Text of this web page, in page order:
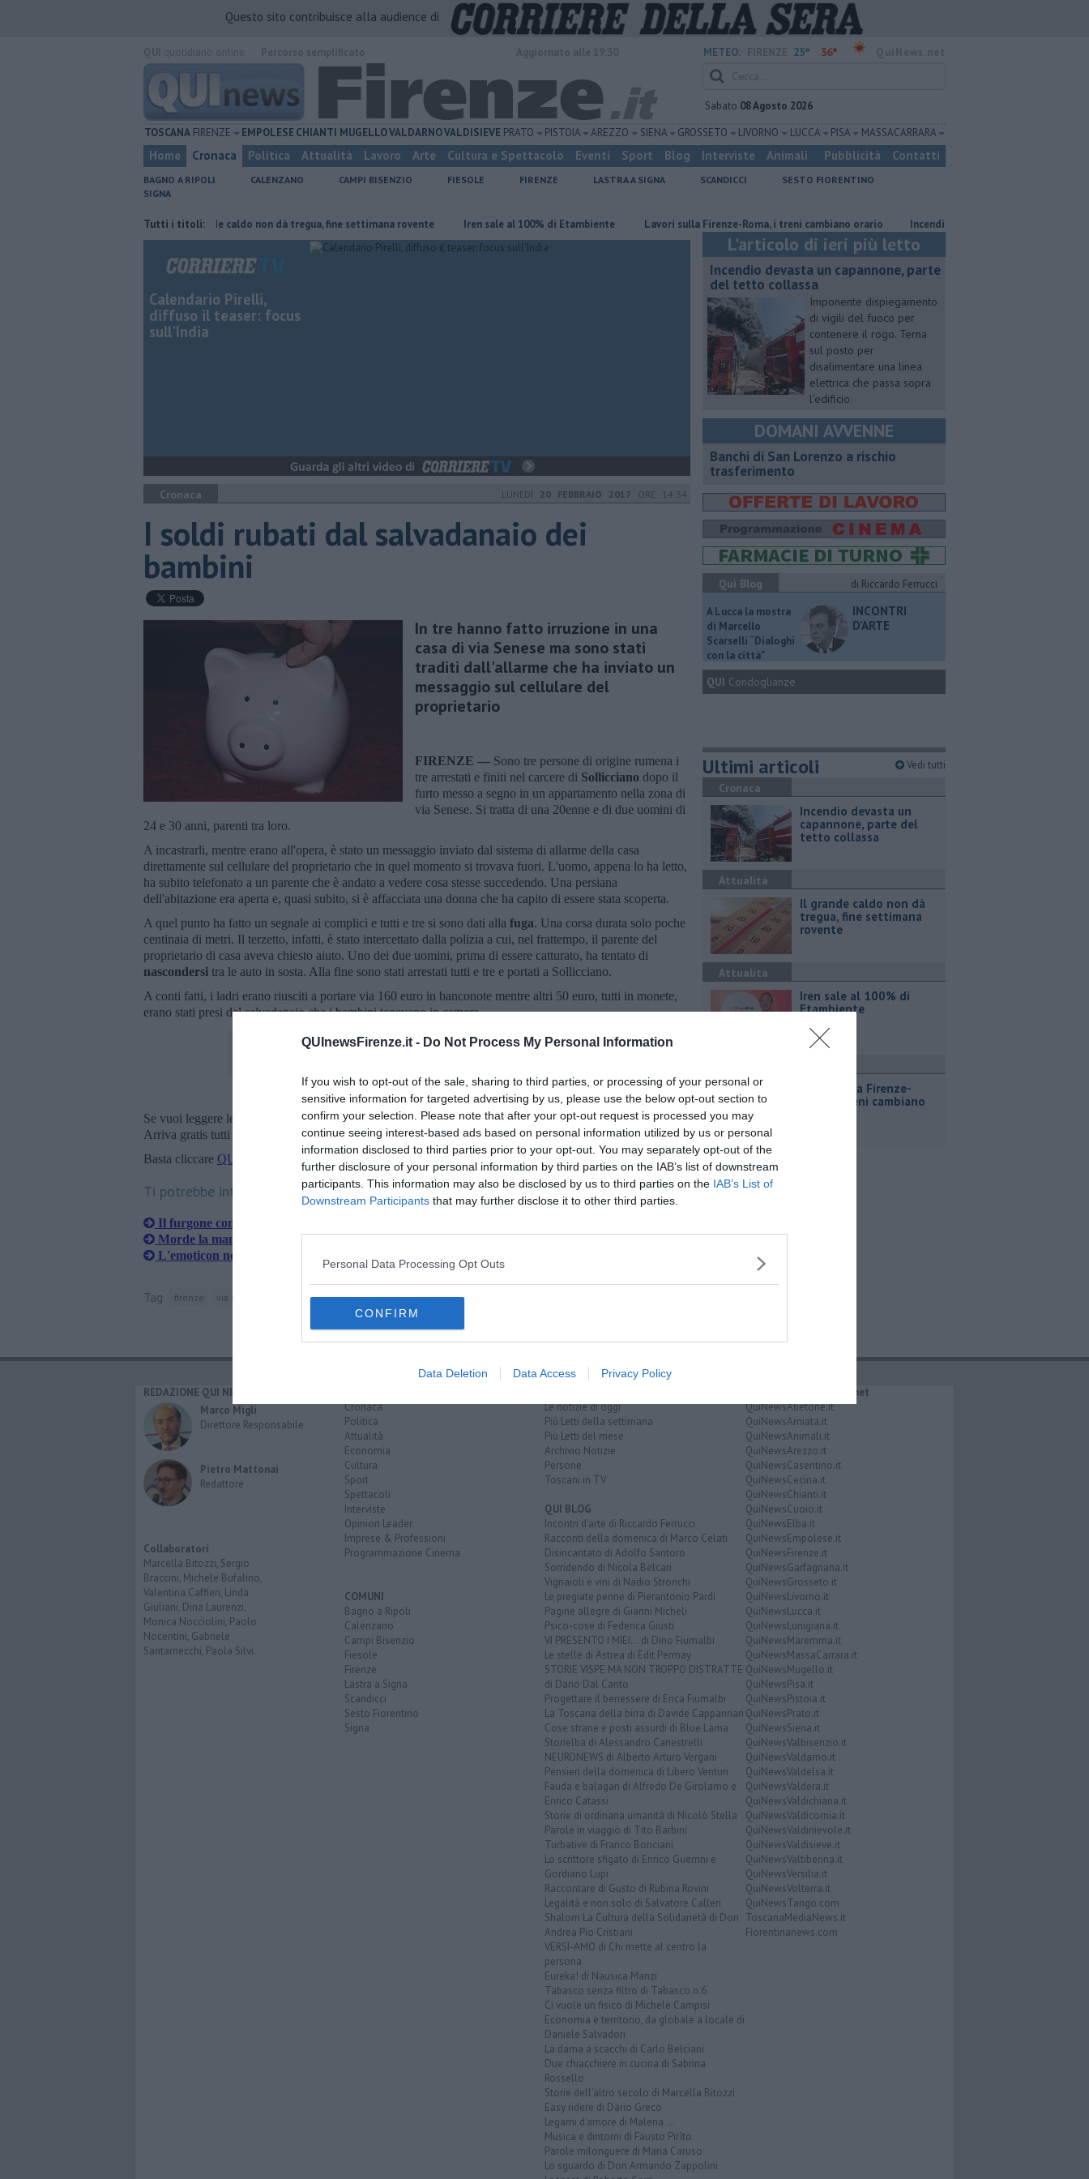
QUInewsFirenze.it - Do Not Process My Personal Information
If you wish to opt-out of the sale, sharing to third parties, or processing of your personal or
sensitive information for targeted advertising by us, please use the below opt-out section to
confirm your selection. Please note that after your opt-out request is processed you may
continue seeing interest-based ads based on personal information utilized by us or personal
information disclosed to third parties prior to your opt-out. You may separately opt-out of the
further disclosure of your personal information by third parties on the IAB’s list of downstream
participants. This information may also be disclosed by us to third parties on the IAB’s List of
Downstream Participants that may further disclose it to other third parties.
Personal Data Processing Opt Outs
CONFIRM
Data Deletion Data Access Privacy Policy
Questo sito contribuisce alla audience di
METEO: 25° 36°
Sabato 08 Agosto 2026
TOSCANA FIRENZE EMPOLESECHIANTI MUGELLOVALDARNOVALDISIEVE PRATO PISTOIA AREZZO SIENA GROSSETO LIVORNO LUCCA PISA MASSA CARRARA
Home Cronaca Politica Attualità Lavoro Arte Cultura e Spettacolo Eventi Sport Blog Interviste Animali Pubblicità Contatti
BAGNO A RIPOLI CALENZANO CAMPI BISENZIO FIESOLE FIRENZE LASTRA A SIGNA SCANDICCI
SESTO FIORENTINO
SIGNA
Tutti i titoli:
Il grande caldo non dà tregua, fine settimana rovente Iren sale al 100% di Etambiente Lavori sulla Firenze-Roma, i treni cambiano orario Incendio devasta un capannone, parte del
Calendario Pirelli,
diffuso il teaser: focus
sull'India
Cronaca LUNEDÌ 20 FEBBRAIO 2017 ORE 14:34
I soldi rubati dal salvadanaio dei
bambini
In tre hanno fatto irruzione in una
casa di via Senese ma sono stati
traditi dall'allarme che ha inviato un
messaggio sul cellulare del
proprietario
FIRENZE — Sono tre persone di origine rumena i
tre arrestati e finiti nel carcere di Sollicciano dopo il
furto messo a segno in un appartamento nella zona di
via Senese. Si tratta di una 20enne e di due uomini di
24 e 30 anni, parenti tra loro.
A incastrarli, mentre erano all'opera, è stato un messaggio inviato dal sistema di allarme della casa
direttamente sul cellulare del proprietario che in quel momento si trovava fuori. L'uomo, appena lo ha letto,
ha subito telefonato a un parente che è andato a vedere cosa stesse succedendo. Una persiana
dell'abitazione era aperta e, quasi subito, si è affacciata una donna che ha capito di essere stata scoperta.
A quel punto ha fatto un segnale ai complici e tutti e tre si sono dati alla fuga. Una corsa durata solo poche
centinaia di metri. Il terzetto, infatti, è stato intercettato dalla polizia a cui, nel frattempo, il parente del
proprietario di casa aveva chiesto aiuto. Uno dei due uomini, prima di essere catturato, ha tentato di
nascondersi tra le auto in sosta. Alla fine sono stati arrestati tutti e tre e portati a Sollicciano.
A conti fatti, i ladri erano riusciti a portare via 160 euro in banconote mentre altri 50 euro, tutti in monete,
erano stati presi dal salvadanaio che i bambini tenevano in camera.
Se vuoi leggere le notizie principali della Toscana iscriviti allaNewsletter QUInews - ToscanaMedia.
Arriva gratis tutti i giorni alle 20:00 direttamente nella tua casella di posta.
Basta cliccare QUI
Ti potrebbe interessare anche:
Il furgone come ariete per rubare le mountain bike
Morde la mano al carabiniere per fuggire
L'emoticon non salva la banda dei cileni
Tag firenze via senese sollicciano euro
L'articolo di ieri più letto
Incendio devasta un capannone, parte
del tetto collassa
Imponente dispiegamento
di vigili del fuoco per
contenere il rogo. Terna
sul posto per
disalimentare una linea
elettrica che passa sopra
l’edificio
DOMANI AVVENNE
Banchi di San Lorenzo a rischio
trasferimento
Qui Blog
di Riccardo Ferrucci
A Lucca la mostra
di Marcello
Scarselli “Dialoghi
con la città"
INCONTRI
D'ARTE
QUI Condoglianze
Ultimi articoli Vedi tutti
Cronaca
Incendio devasta un
capannone, parte del
tetto collassa
Attualità
Il grande caldo non dà
tregua, fine settimana
rovente
Attualità
Iren sale al 100% di
Etambiente
Lavori sulla Firenze-
Roma, i treni cambiano
REDAZIONE QUI NEWS
Marco Migli
Direttore Responsabile
Pietro Mattonai
Redattore
Collaboratori
Marcella Bitozzi, Sergio
Braccini, Michele Bufalino,
Valentina Caffieri, Linda
Giuliani, Dina Laurenzi,
Monica Nocciolini, Paolo
Nocentini, Gabriele
Santarnecchi, Paola Silvi.
Cronaca
Politica
Attualità
Economia
Cultura
Sport
Spettacoli
Interviste
Opinion Leader
Imprese & Professioni
Programmazione Cinema
COMUNI
Bagno a Ripoli
Calenzano
Campi Bisenzio
Fiesole
Firenze
Lastra a Signa
Scandicci
Sesto Fiorentino
Signa
Le notizie di oggi
Più Letti della settimana
Più Letti del mese
Archivio Notizie
Persone
Toscani in TV
QUI BLOG
Incontri d'arte di Riccardo Ferrucci
Racconti della domenica di Marco Celati
Disincantato di Adolfo Santoro
Sorridendo di Nicola Belcari
Vignaioli e vini di Nadio Stronchi
Le pregiate penne di Pierantonio Pardi
Pagine allegre di Gianni Micheli
Psico-cose di Federica Giusti
VI PRESENTO I MIEI... di Dino Fiumalbi
Le stelle di Astrea di Edit Permay
STORIE VISPE MA NON TROPPO DISTRATTE
di Dario Dal Canto
Progettare il benessere di Erica Fiumalbi
La Toscana della birra di Davide Cappannari
Cose strane e posti assurdi di Blue Lama
Storielba di Alessandro Canestrelli
NEURONEWS di Alberto Arturo Vergani
Pensieri della domenica di Libero Venturi
Fauda e balagan di Alfredo De Girolamo e
Enrico Catassi
Storie di ordinaria umanità di Nicolò Stella
Parole in viaggio di Tito Barbini
Turbative di Franco Bonciani
Lo scrittore sfigato di Enrico Guerrini e
Gordiano Lupi
Raccontare di Gusto di Rubina Rovini
Legalità e non solo di Salvatore Calleri
Shalom La Cultura della Solidarietà di Don
Andrea Pio Cristiani
VERSI-AMO di Chi mette al centro la
persona
Eureka! di Nausica Manzi
Tabasco senza filtro di Tabasco n.6
Ci vuole un fisico di Michele Campisi
Economia e territorio, da globale a locale di
Daniele Salvadori
La dama a scacchi di Carlo Belciani
Due chiacchiere in cucina di Sabrina
Rossello
Storie dell'altro secolo di Marcella Bitozzi
Easy ridere di Dario Greco
Legami d'amore di Malena ...
Musica e dintorni di Fausto Pirìto
Parole milonguere di Maria Caruso
Lo sguardo di Don Armando Zappolini
IL NETWORK QuiNews.net
QuiNewsAbetone.it
QuiNewsAmiata.it
QuiNewsAnimali.it
QuiNewsArezzo.it
QuiNewsCasentino.it
QuiNewsCecina.it
QuiNewsChianti.it
QuiNewsCuoio.it
QuiNewsElba.it
QuiNewsEmpolese.it
QuiNewsFirenze.it
QuiNewsGarfagnana.it
QuiNewsGrosseto.it
QuiNewsLivorno.it
QuiNewsLucca.it
QuiNewsLunigiana.it
QuiNewsMaremma.it
QuiNewsMassaCarrara.it
QuiNewsMugello.it
QuiNewsPisa.it
QuiNewsPistoia.it
QuiNewsPrato.it
QuiNewsSiena.it
QuiNewsValbisenzio.it
QuiNewsValdarno.it
QuiNewsValdelsa.it
QuiNewsValdera.it
QuiNewsValdichiana.it
QuiNewsValdicornia.it
QuiNewsValdinievole.it
QuiNewsValdisieve.it
QuiNewsValtiberina.it
QuiNewsVersilia.it
QuiNewsVolterra.it
QuiNewsTango.com
ToscanaMediaNews.it
Fiorentinanews.com